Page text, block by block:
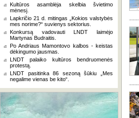
Kultūros asamblėja skelbia švietimo
mėnesį.
Lapkričio 21 d. mitingas „Kokios valstybės
mes norime?“ suvienys sektorius.
Konkursą vadovauti LNDT laimėjo
Martynas Budraitis.
Po Andriaus Mamontovo kalbos - keistas
dėkingumo jausmas.
LNDT palaiko kultūros bendruomenės
protestą.
LNDT pasitinka 86 sezoną šūkiu „Mes
negalime vienas be kito“.